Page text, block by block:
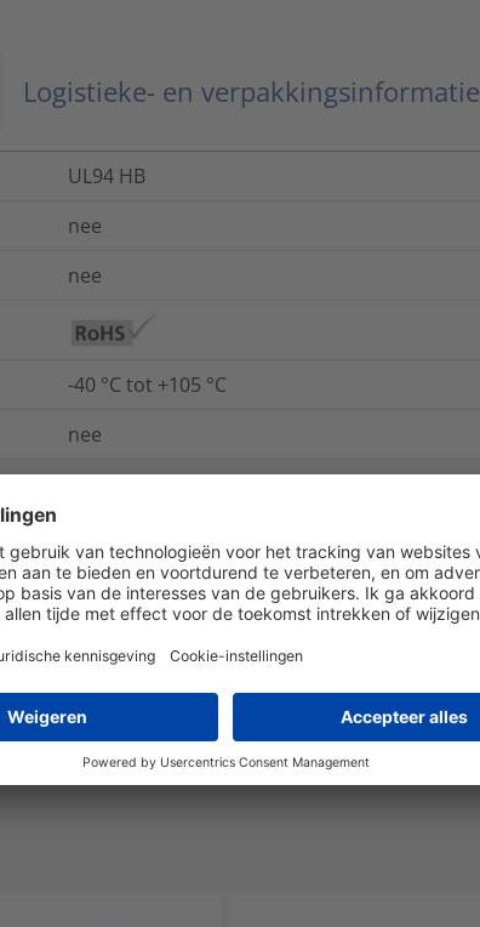
Logistieke- en verpakkingsinformatie
UL94 HB
nee
nee
-40 °C tot +105 °C
nee
ja
nee